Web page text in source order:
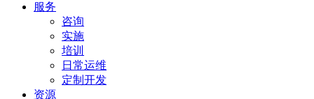
服务
咨询
实施
培训
日常运维
定制开发
资源